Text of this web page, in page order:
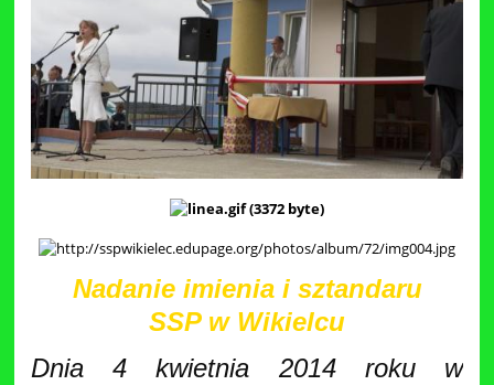
Nadanie imienia i sztandaru
SSP w Wikielcu
Dnia 4 kwietnia 2014 roku w